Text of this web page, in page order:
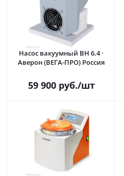
Насос вакуумный ВН 6.4 ·
Аверон (ВЕГА-ПРО) Россия
59 900руб./шт